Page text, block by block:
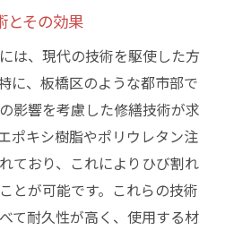
とその効果
は、現代の技術を駆使した方
に、板橋区のような都市部で
影響を考慮した修繕技術が求
ポキシ樹脂やポリウレタン注
ており、これによりひび割れ
とが可能です。これらの技術
て耐久性が高く、使用する材